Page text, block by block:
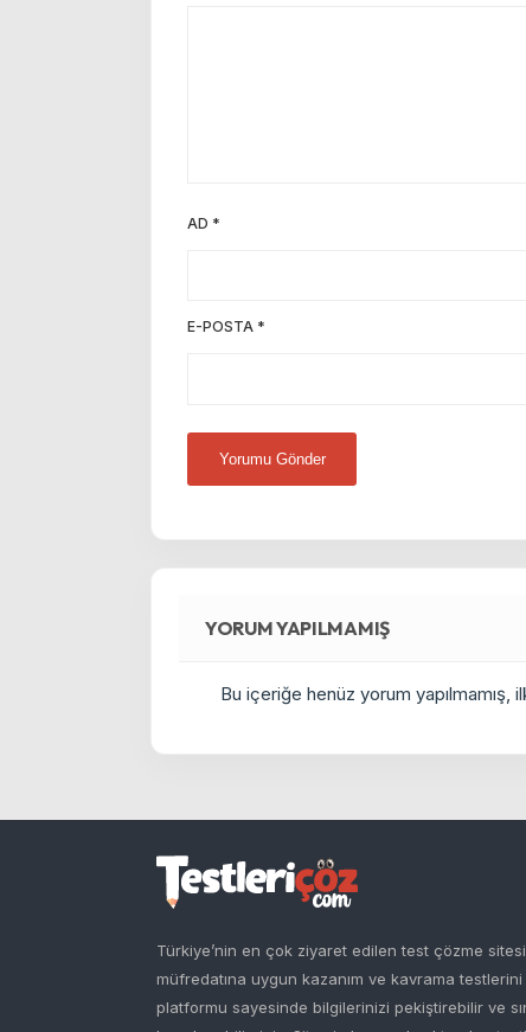
AD *
E-POSTA *
YORUM YAPILMAMIŞ
Bu içeriğe henüz yorum yapılmamış,
Türkiye’nin en çok ziyaret edilen test çözme
müfredatına uygun kazanım ve kavrama
platformu sayesinde bilgilerinizi pekiştirebilir ve